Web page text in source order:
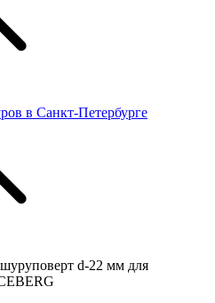
в Санкт-Петербурге
d-22 мм для